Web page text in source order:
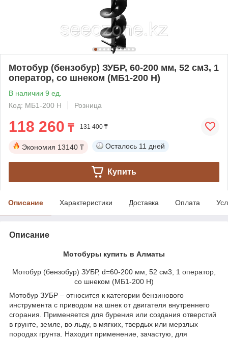
Мотобур (бензобур) ЗУБР, 60-200 мм, 52 см3, 1
оператор, со шнеком (МБ1-200 Н)
В наличии 9 ед.
Код: МБ1-200 Н
Розница
118 260 ₸ 131 400 ₸
Экономия 13140 ₸ Осталось 11 дней
Купить
Описание Характеристики Доставка Оплата
Описание
Мотобуры купить в Алматы
Мотобур (бензобур) ЗУБР, d=60-200 мм, 52 см3, 1 оператор,
со шнеком (МБ1-200 Н)
Мотобур ЗУБР – относится к категории бензинового
инструмента с приводом на шнек от двигателя внутреннего
сгорания. Применяется для бурения или создания отверстий
в грунте, земле, во льду, в мягких, твердых или мерзлых
породах грунта. Находит применение, зачастую, для